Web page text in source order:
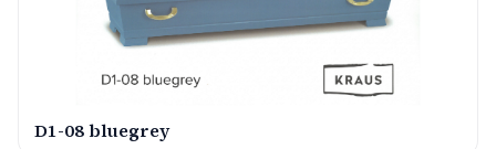
D1-08 bluegrey